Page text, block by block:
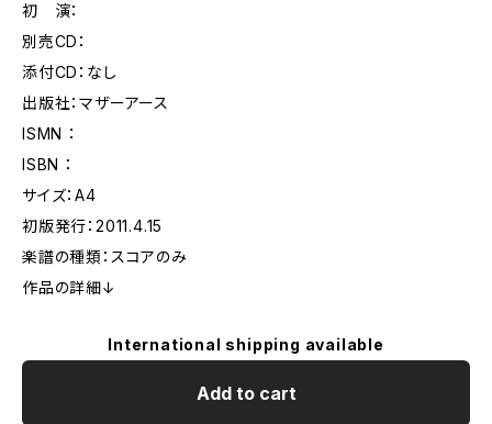
初 演：
別売CD：
添付CD：なし
出版社：マザーアース
ISMN ：
ISBN ：
サイズ：A4
初版発行：2011.4.15
楽譜の種類：スコアのみ
作品の詳細↓
International shipping available
Add to cart